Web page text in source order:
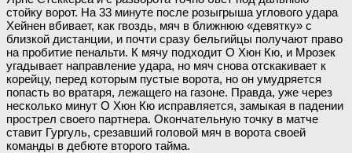
стойку ворот. На 33 минуте после розыгрыша углового удара
Хейнен вбивает, как гвоздь, мяч в ближнюю «девятку» с
близкой дистанции, и почти сразу бельгийцы получают право
на пробитие пенальти. К мячу подходит О Хюн Кю, и Мрозек
угадывает направление удара, но мяч снова отскакивает к
корейцу, перед которым пустые ворота, но он умудряется
попасть во вратаря, лежащего на газоне. Правда, уже через
несколько минут О Хюн Кю исправляется, замыкая в падении
прострел своего партнера. Окончательную точку в матче
ставит Гургуль, срезавший головой мяч в ворота своей
команды в дебюте второго тайма.